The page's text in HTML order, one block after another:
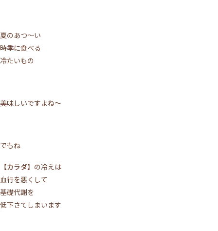
夏のあつ～い
時季に食べる
冷たいもの
美味しいですよね～
でもね
【カラダ】 の冷えは
血行を悪くして
基礎代謝を
低下さてしまいます